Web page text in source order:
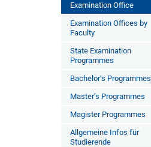
Examination Office
Examination Offices by
Faculty
State Examination
Programmes
Bachelor’s Programmes
Master’s Programmes
Magister Programmes
Allgemeine Infos für
Studierende